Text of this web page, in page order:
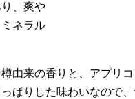
、爽や
ネラル
由来の香りと、アプリ
ぱりした味わいなので